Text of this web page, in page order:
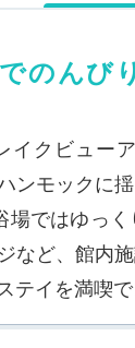
のんび
イクビュー
ンモックに
ではゆっ
など、館内
テイを満喫で